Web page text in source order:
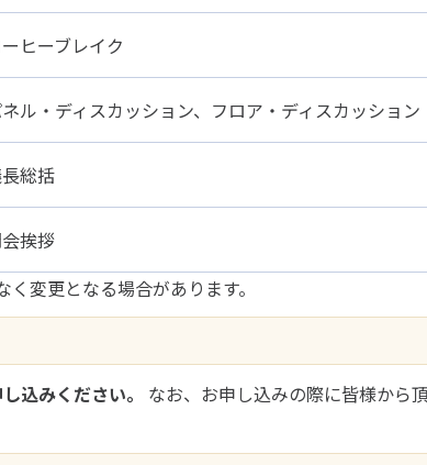
ヒーブレイク
ル・ディスカッション、フロア・ディスカッション
総括
挨拶
変更となる場合があります。
込みください。
なお、お申し込みの際に皆様から